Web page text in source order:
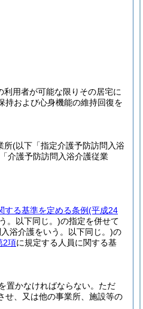
利用者が可能な限りその居宅に
持および心身機能の維持回復を
所(以下「指定介護予防訪問入浴
介護予防訪問入浴介護従業
する基準を定める条例(平成24
。以下同じ。)の指定を併せて
浴介護をいう。以下同じ。)の
2項に規定する人員に関する基
かなければならない。 ただ
せ、又は他の事業所、施設等の